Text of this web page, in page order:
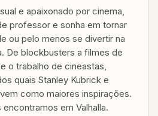
e apaixonado por cinema,
professor e sonha em tornar
ou pelo menos se divertir na
De blockbusters a filmes de
o trabalho de cineastas,
quais Stanley Kubrick e
como maiores inspirações.
em Valhalla.